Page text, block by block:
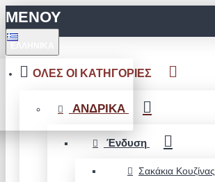
ΜΕΝΟΥ
ΟΛΕΣ ΟΙ ΚΑΤΗΓΟΡΙΕΣ
ΑΝΔΡΙΚΑ
Ένδυση
Σακάκια Κουζίνας